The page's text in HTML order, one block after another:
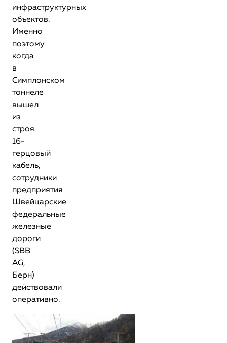
инфраструктурных
объектов.
Именно
поэтому
когда
в
Симплонском
тоннеле
вышел
из
строя
16-
герцовый
кабель,
сотрудники
предприятия
Швейцарские
федеральные
железные
дороги
(SBB
AG,
Берн)
действовали
оперативно.